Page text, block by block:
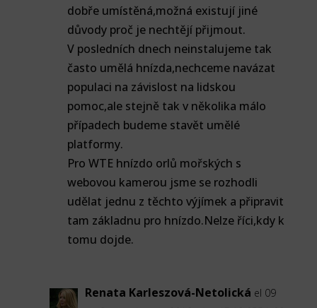
dobře umístěná,možná existují jiné
důvody proč je nechtějí přijmout.
V posledních dnech neinstalujeme tak
často umělá hnízda,nechceme navázat
populaci na závislost na lidskou
pomoc,ale stejně tak v několika málo
případech budeme stavět umělé
platformy.
Pro WTE hnízdo orlů mořských s
webovou kamerou jsme se rozhodli
udělat jednu z těchto výjímek a připravit
tam základnu pro hnízdo.Nelze říci,kdy k
tomu dojde.
Renata Karleszová-Netolická el 09